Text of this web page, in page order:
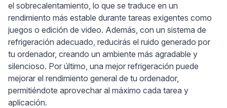
el sobrecalentamiento, lo que se traduce en un
rendimiento más estable durante tareas exigentes como
juegos o edición de video. Además, con un sistema de
refrigeración adecuado, reducirás el ruido generado por
tu ordenador, creando un ambiente más agradable y
silencioso. Por último, una mejor refrigeración puede
mejorar el rendimiento general de tu ordenador,
permitiéndote aprovechar al máximo cada tarea y
aplicación.